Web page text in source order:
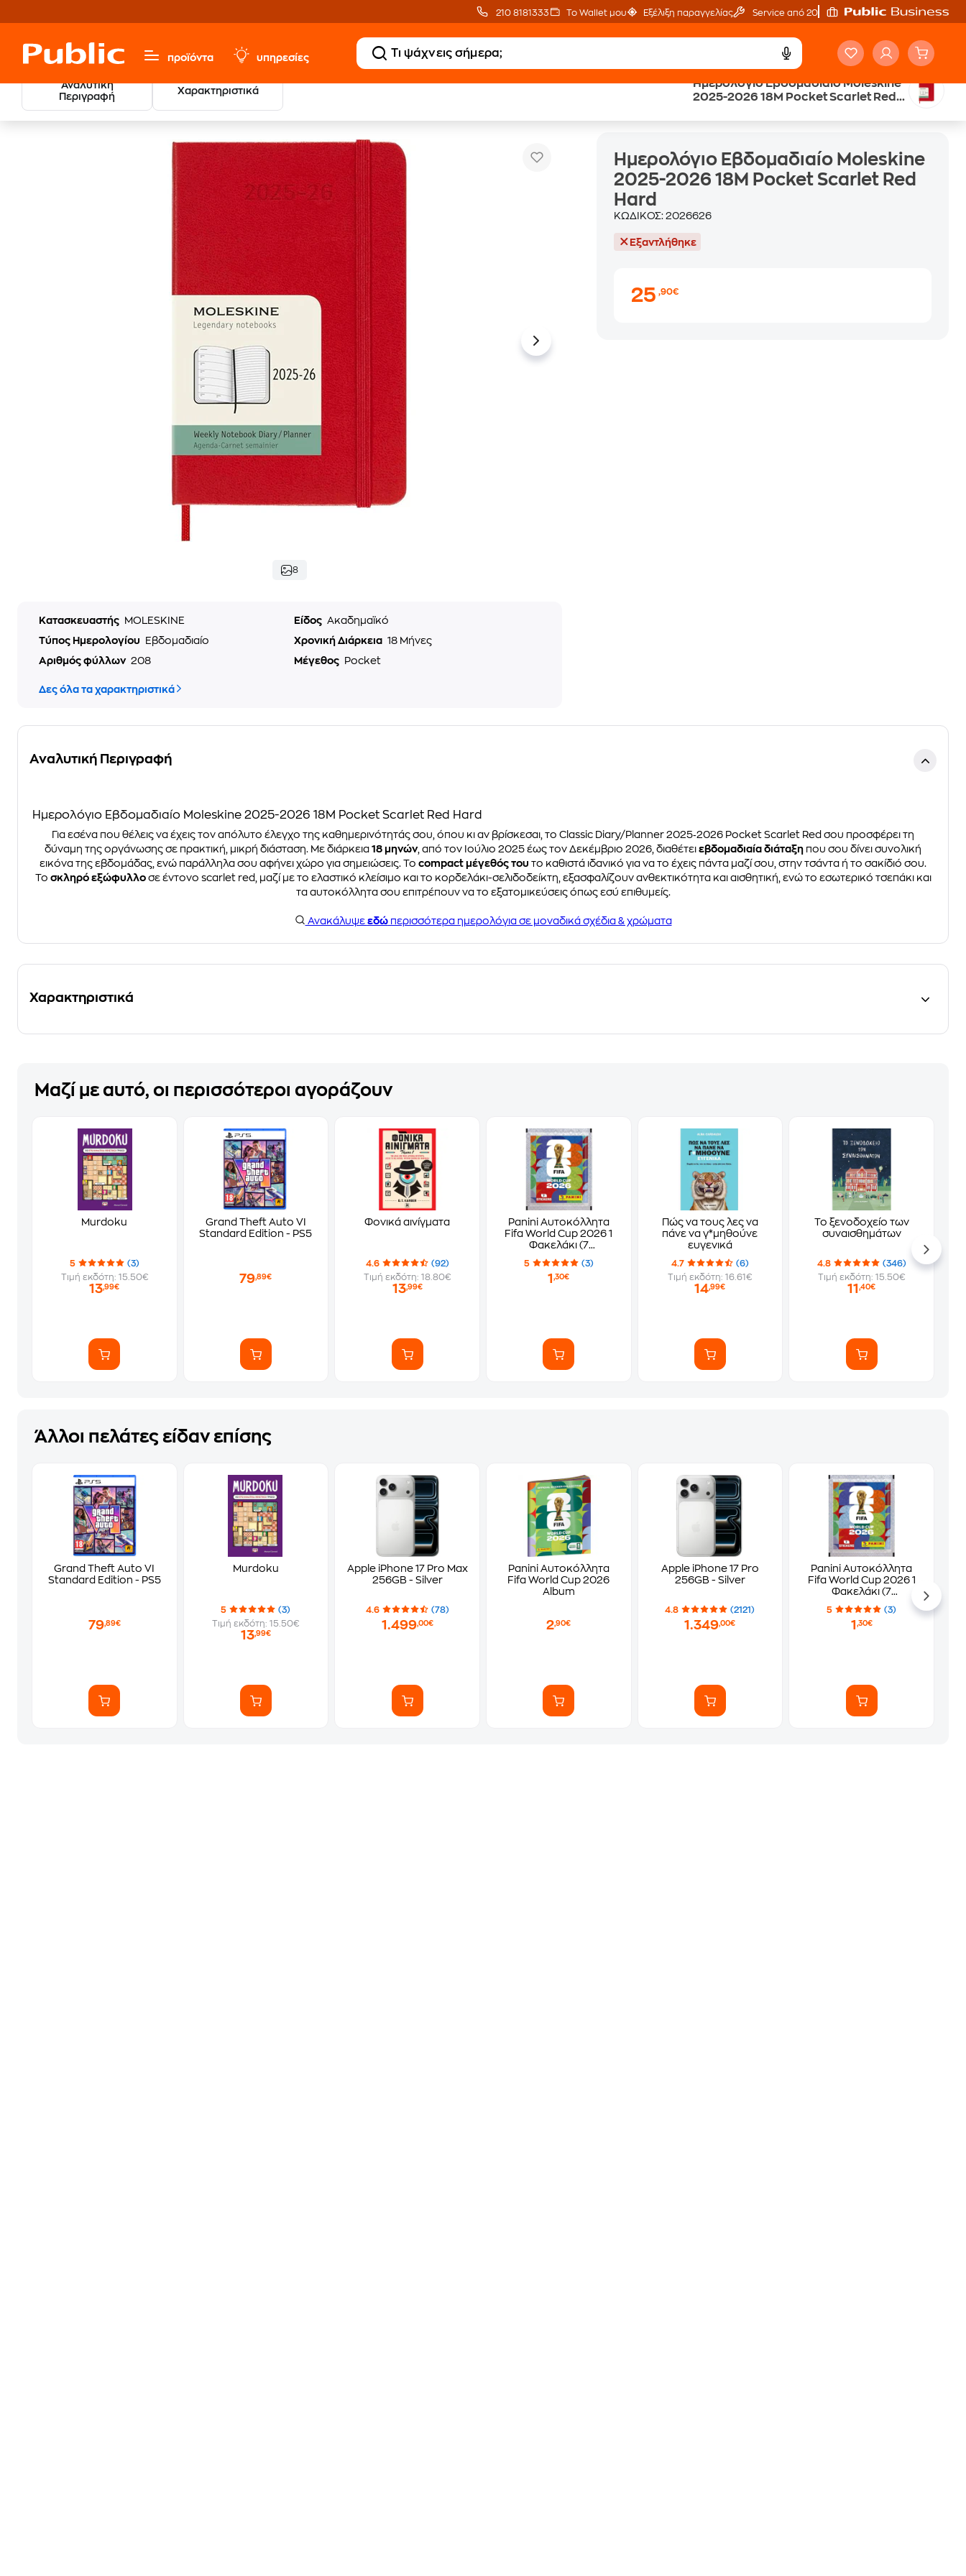
210 8181333 Το Wallet μου Εξέλιξη παραγγελίας Service από 20'
προϊόντα υπηρεσίες
Αναλυτική
Περιγραφή
Χαρακτηριστικά
Ημερολόγιο Εβδομαδιαίο Moleskine
2025-2026 18Μ Pocket Scarlet Red
Χαρτικά & Γραφική Ύλη Ημερολόγιο Εβδομαδιαίο Moleskine 2025-2026 18Μ Pocket Scarlet Red Hard
8
Κατασκευαστής MOLESKINE Είδος Ακαδημαϊκό
Τύπος Ημερολογίου
Εβδομαδιαίο Χρονική Διάρκεια 18 Μήνες
Αριθμός φύλλων 208 Μέγεθος Pocket
Δες όλα τα χαρακτηριστικά
Ημερολόγιο Εβδομαδιαίο Moleskine
2025-2026 18Μ Pocket Scarlet Red
Hard
ΚΩΔΙΚΟΣ:2026626
Εξαντλήθηκε
25,90€
Αναλυτική Περιγραφή
Ημερολόγιο Εβδομαδιαίο Moleskine 2025-2026 18Μ Pocket Scarlet Red Hard
Για εσένα που θέλεις να έχεις τον απόλυτο έλεγχο της καθημερινότητάς σου, όπου κι αν βρίσκεσαι, το Classic Diary/Planner 2025‑2026 Pocket Scarlet Red σου προσφέρει τη
δύναμη της οργάνωσης σε πρακτική, μικρή διάσταση. Με διάρκεια 18 μηνών, από τον Ιούλιο 2025 έως τον Δεκέμβριο 2026, διαθέτει εβδομαδιαία διάταξη που σου δίνει συνολική
εικόνα της εβδομάδας, ενώ παράλληλα σου αφήνει χώρο για σημειώσεις. Το compact μέγεθός του το καθιστά ιδανικό για να το έχεις πάντα μαζί σου, στην τσάντα ή το σακίδιό σου.
Το σκληρό εξώφυλλοσε έντονο scarlet red, μαζί με το ελαστικό κλείσιμο και το κορδελάκι-σελιδοδείκτη, εξασφαλίζουν ανθεκτικότητα και αισθητική, ενώ το εσωτερικό τσεπάκι και
τα αυτοκόλλητα σου επιτρέπουν να το εξατομικεύσεις όπως εσύ επιθυμείς.
Ανακάλυψε εδώπερισσότερα ημερολόγια σε μοναδικά σχέδια & χρώματα
Χαρακτηριστικά
Μαζί με αυτό, οι περισσότεροι αγοράζουν
Murdoku
5
(3)
Τιμή εκδότη: 15.50€
13,99€
Grand Theft Auto VI
Standard Edition - PS5
79,89€
Φονικά αινίγματα
4.6
(92)
Τιμή εκδότη: 18.80€
13,99€
Panini Αυτοκόλλητα
Fifa World Cup 2026 1
Φακελάκι (7
Αυτοκόλλητα)
5 (3)
1,30€
Πώς να τους λες να
πάνε να γ*μηθούνε
ευγενικά
4.7
(6)
Τιμή εκδότη: 16.61€
14,99€
Το ξενοδοχείο των
συναισθημάτων
4.8
(346)
Τιμή εκδότη: 15.50€
11,40€
Άλλοι πελάτες είδαν επίσης
Grand Theft Auto VI
Standard Edition - PS5
79,89€
Murdoku
5
(3)
Τιμή εκδότη: 15.50€
13,99€
Apple iPhone 17 Pro Max
256GB - Silver
4.6 (78)
1.499,00€
Panini Αυτοκόλλητα
Fifa World Cup 2026
Album
2,90€
Apple iPhone 17 Pro
256GB - Silver
4.8 (2121)
1.349,00€
Panini Αυτοκόλλητα
Fifa World Cup 2026 1
Φακελάκι (7
Αυτοκόλλητα)
5 (3)
1 ,30€